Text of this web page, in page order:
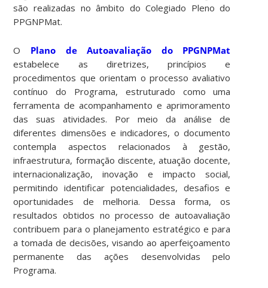
são realizadas no âmbito do Colegiado Pleno do
PPGNPMat.
O Plano de Autoavaliação do PPGNPMat
estabelece as diretrizes, princípios e
procedimentos que orientam o processo avaliativo
contínuo do Programa, estruturado como uma
ferramenta de acompanhamento e aprimoramento
das suas atividades. Por meio da análise de
diferentes dimensões e indicadores, o documento
contempla aspectos relacionados à gestão,
infraestrutura, formação discente, atuação docente,
internacionalização, inovação e impacto social,
permitindo identificar potencialidades, desafios e
oportunidades de melhoria. Dessa forma, os
resultados obtidos no processo de autoavaliação
contribuem para o planejamento estratégico e para
a tomada de decisões, visando ao aperfeiçoamento
permanente das ações desenvolvidas pelo
Programa.